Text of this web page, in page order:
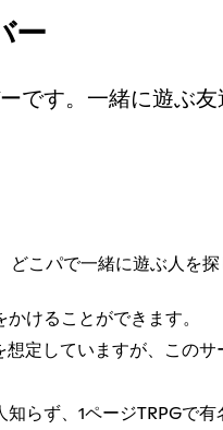
ー
です。一緒に遊ぶ
どこパで一緒に遊ぶ人
けることができます。
定していますが、このサ
らず、1ページTRPGで